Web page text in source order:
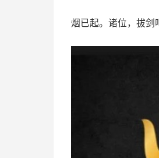
烟已起。诸位，拔剑